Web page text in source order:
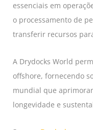
essenciais em
o processamento de
transferir recursos
A Drydocks World
offshore, fornecendo
mundial que
longevidade e